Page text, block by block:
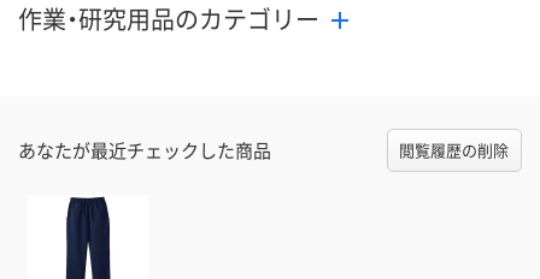
作業・研究用品のカテゴリー
あなたが最近チェックした商品 閲覧履歴の削除